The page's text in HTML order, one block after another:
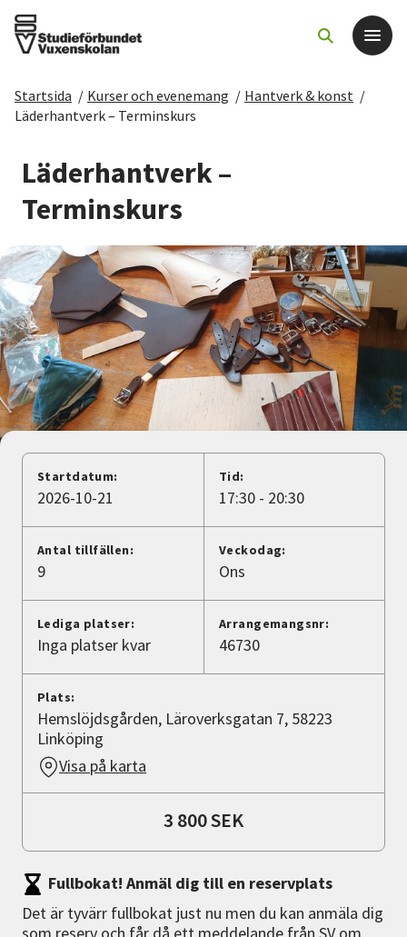
Det här gör vi
För dig som
Sök kurser och evenemang
Om SV
Starta studiecirkel
Cirkelledare
Nyheter
Avdelningar
Lyssna
Startsida / Kurser och evenemang / Hantverk & konst /
Läderhantverk – Terminskurs
Läderhantverk –
Terminskurs
Startdatum:
2026-10-21
Tid:
17:30 - 20:30
Antal tillfällen:
9
Veckodag:
Ons
Lediga platser:
Inga platser kvar
Arrangemangsnr:
46730
Plats:
Hemslöjdsgården, Läroverksgatan 7, 58223
Linköping
Visa på karta
3 800 SEK
Fullbokat! Anmäl dig till en reservplats
Det är tyvärr fullbokat just nu men du kan anmäla dig